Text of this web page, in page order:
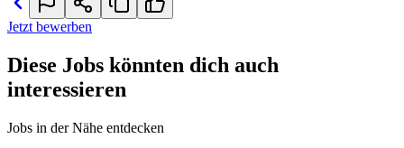
Jetzt bewerben
Diese Jobs könnten dich auch
interessieren
Jobs in der Nähe entdecken